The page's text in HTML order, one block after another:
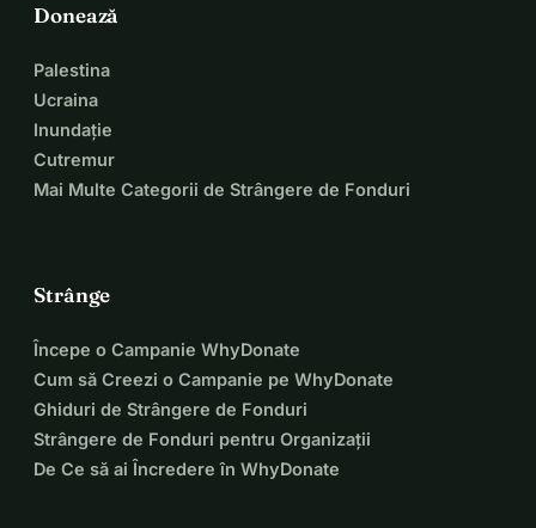
Donează
Palestina
Ucraina
Inundație
Cutremur
Mai Multe Categorii de Strângere de Fonduri
Strânge
Începe o Campanie WhyDonate
Cum să Creezi o Campanie pe WhyDonate
Ghiduri de Strângere de Fonduri
Strângere de Fonduri pentru Organizații
De Ce să ai Încredere în WhyDonate